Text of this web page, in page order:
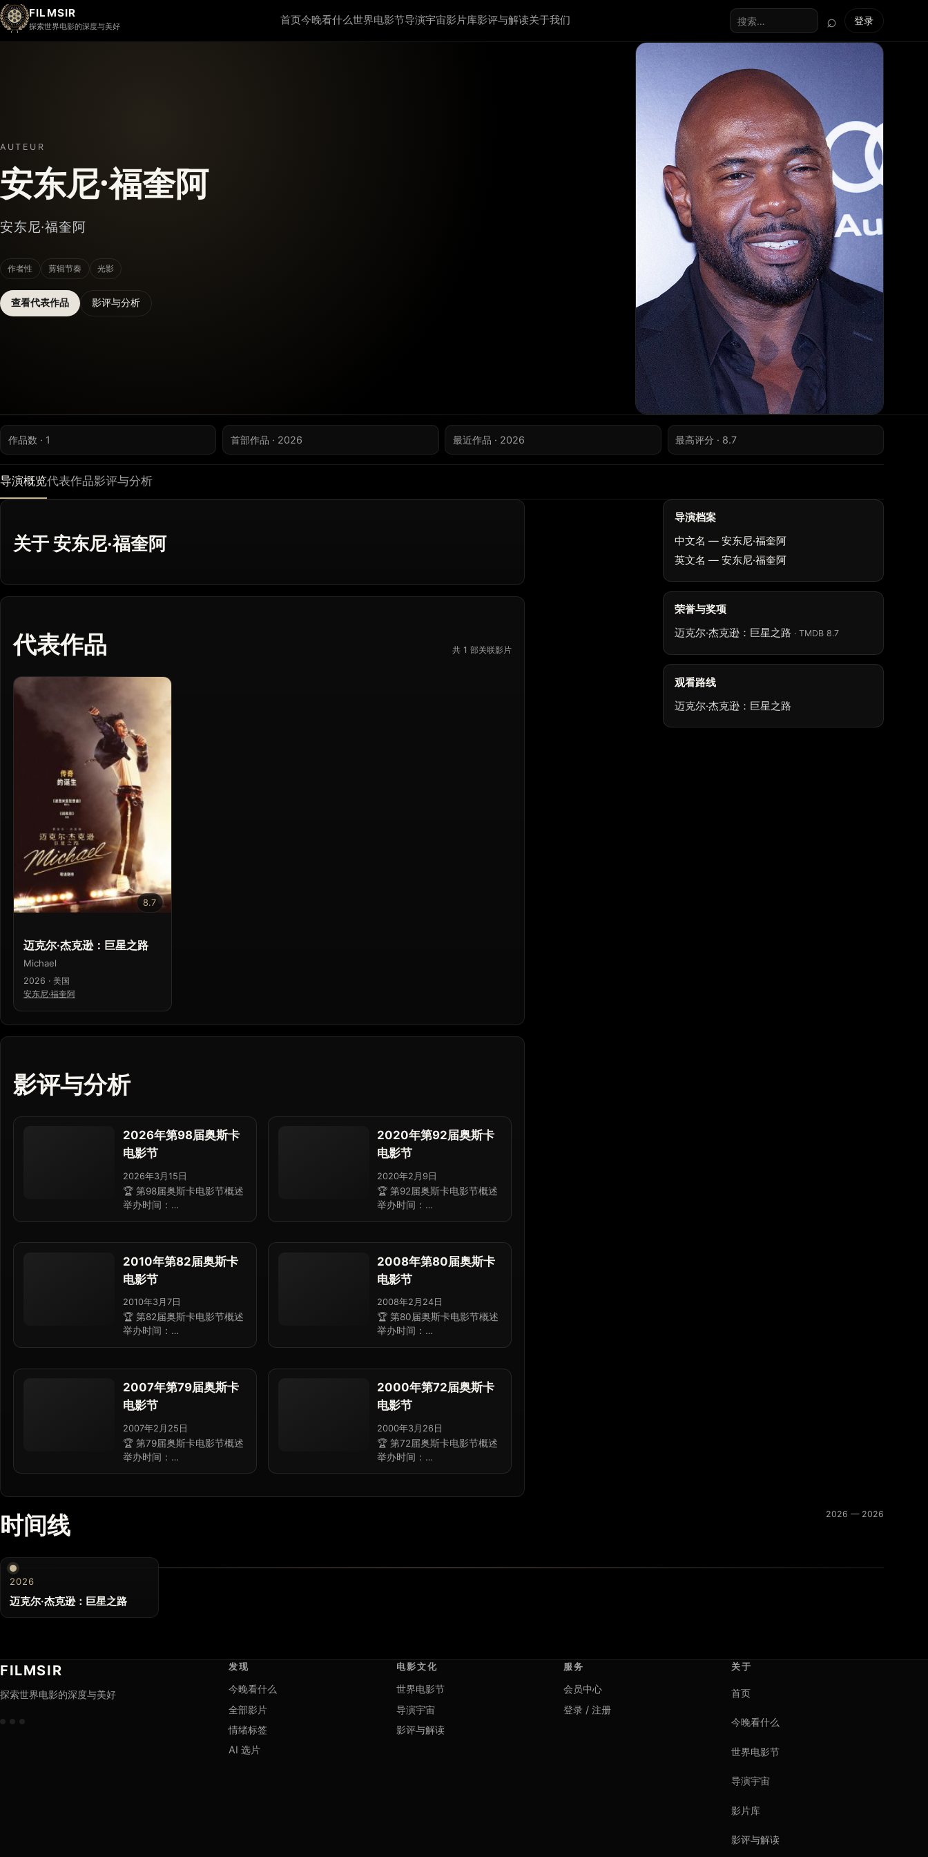
FILMSIR
探索世界电影的深度与美好 首页今晚看什么世界电影节导演宇宙影片库影评与解读关于我们
搜索全站
⌕ 登录
AUTEUR
安东尼·福奎阿
安东尼·福奎阿
作者性 剪辑节奏 光影
查看代表作品 影评与分析
作品数 · 1 首部作品 · 2026 最近作品 · 2026 最高评分 · 8.7
导演概览代表作品影评与分析
关于 安东尼·福奎阿
代表作品 共 1 部关联影片
8.7
迈克尔·杰克逊：巨星之路
Michael
2026 · 美国
安东尼·福奎阿
影评与分析
2026年第98届奥斯卡
电影节
2026年3月15日
🏆 第98届奥斯卡电影节概述
举办时间：…
2020年第92届奥斯卡
电影节
2020年2月9日
🏆 第92届奥斯卡电影节概述
举办时间：…
2010年第82届奥斯卡
电影节
2010年3月7日
🏆 第82届奥斯卡电影节概述
举办时间：…
2008年第80届奥斯卡
电影节
2008年2月24日
🏆 第80届奥斯卡电影节概述
举办时间：…
2007年第79届奥斯卡
电影节
2007年2月25日
🏆 第79届奥斯卡电影节概述
举办时间：…
2000年第72届奥斯卡
电影节
2000年3月26日
🏆 第72届奥斯卡电影节概述
举办时间：…
导演档案
中文名 — 安东尼·福奎阿
英文名 — 安东尼·福奎阿
荣誉与奖项
迈克尔·杰克逊：巨星之路 · TMDB 8.7
观看路线
迈克尔·杰克逊：巨星之路
时间线 2026 — 2026
2026
迈克尔·杰克逊：巨星之路
FILMSIR
探索世界电影的深度与美好
发现
今晚看什么
全部影片
情绪标签
AI 选片
电影文化
世界电影节
导演宇宙
影评与解读
服务
会员中心
登录 / 注册
关于
首页
今晚看什么
世界电影节
导演宇宙
影片库
影评与解读